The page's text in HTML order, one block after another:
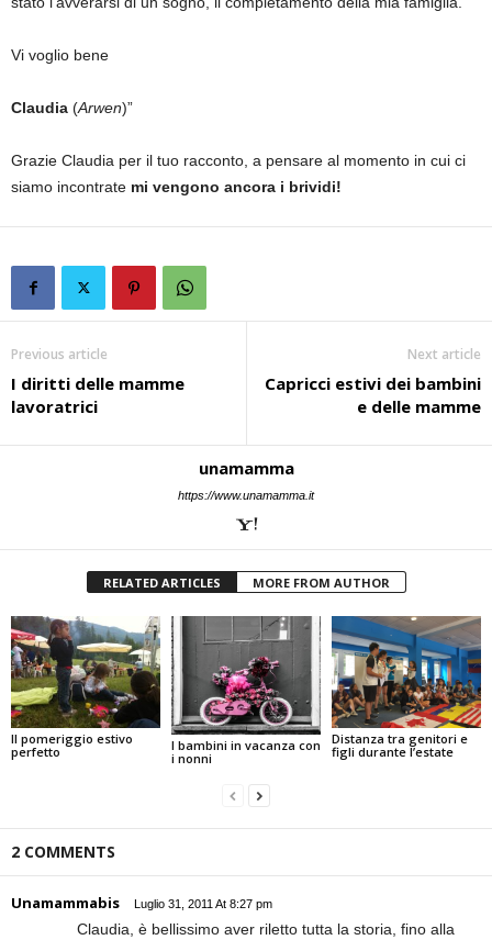
Vi voglio bene
Claudia (Arwen)”
Grazie Claudia per il tuo racconto, a pensare al momento in cui ci
siamo incontrate mi vengono ancora i brividi!
Previous article
I diritti delle mamme
lavoratrici
Next article
Capricci estivi dei bambini
e delle mamme
unamamma
https://www.unamamma.it
RELATED ARTICLES MORE FROM AUTHOR
Il pomeriggio estivo
perfetto
I bambini in vacanza con
i nonni
Distanza tra genitori e
figli durante l’estate
2 COMMENTS
Unamammabis Luglio 31, 2011 At 8:27 pm
Claudia, è bellissimo aver riletto tutta la storia, fino alla